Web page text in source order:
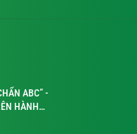
ABC” -
HÀNH